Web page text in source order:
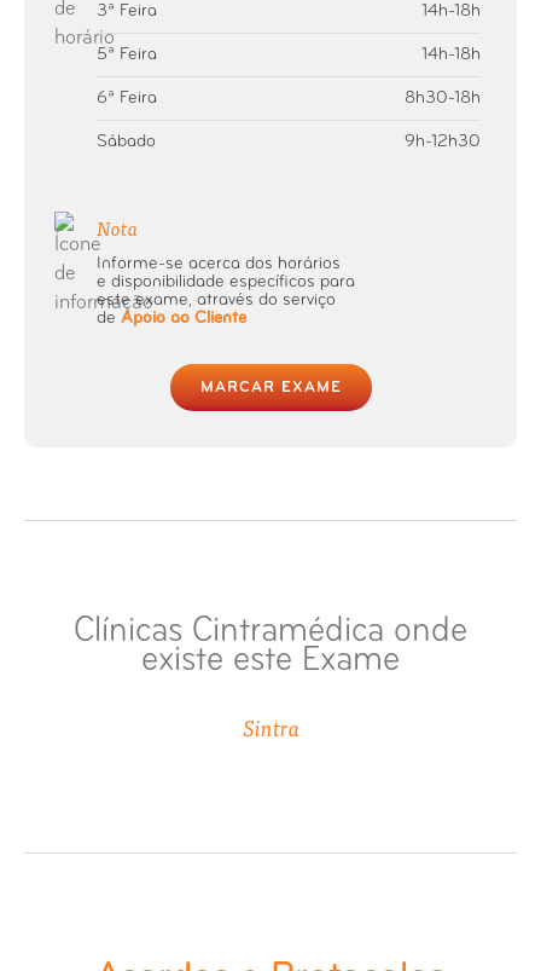
RM Pélvica
RM Prostática
RM Punho
RM Região Craniofacial dos Seios
Perinasais e Glândulas Salivares
RM Toráx
RM Intestino / Entero-Ressonância
3ª Feira 14h-18h
5ª Feira 14h-18h
6ª Feira 8h30-18h
Sábado 9h-12h30
Nota
Informe-se acerca dos horários
e disponibilidade específicos para
este exame, através do serviço
de Apoio ao Cliente
MARCAR EXAME
Clínicas Cintramédica onde
existe este Exame
Sintra